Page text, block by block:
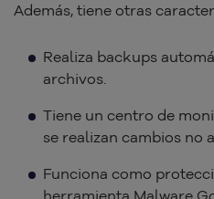
Además, tiene otras
Realiza backups
archivos.
Tiene un centro de
se realizan cambios no
Funciona como